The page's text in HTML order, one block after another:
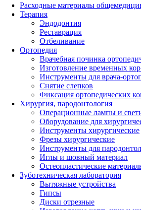
Расходные материалы
Терапия
Эндодонтия
Реставрация
Отбеливание
Ортопедия
Врачебная починка
Изготовление временных
Инструменты для врача-
Снятие слепков
Фиксация ортопедических
Хирургия, пародонтология
Операционные лампы и
Оборудование для
Инструменты хирургические
Фрезы хирургические
Инструменты для
Иглы и шовный материал
Остеопластические
Зуботехническая лаборатория
Вытяжные устройства
Гипсы
Диски отрезные